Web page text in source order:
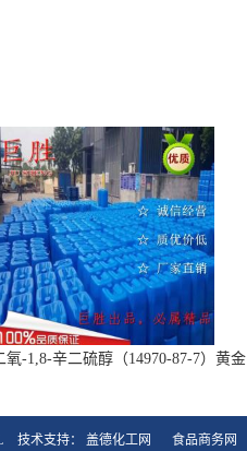
氧-1,8-辛二硫醇（14970-87-7）黄金
技术支持： 盖德化工网 食品商务网